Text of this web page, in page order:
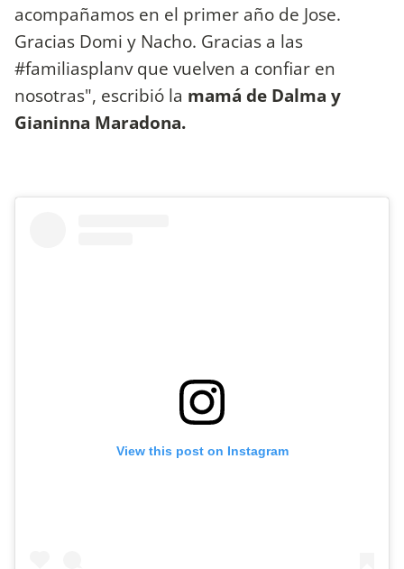
acompañamos en el primer año de Jose.
Gracias Domi y Nacho. Gracias a las
#familiasplanv que vuelven a confiar en
nosotras", escribió la mamá de Dalma y
Gianinna Maradona.
View this post on Instagram